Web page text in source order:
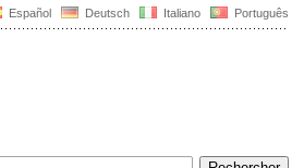
Español Deutsch Italiano Português